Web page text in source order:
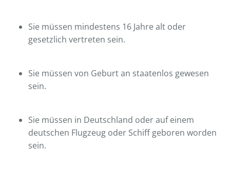
Sie müssen mindestens 16 Jahre alt oder
gesetzlich vertreten sein.
Sie müssen von Geburt an staatenlos gewesen
sein.
Sie müssen in Deutschland oder auf einem
deutschen Flugzeug oder Schiff geboren worden
sein.